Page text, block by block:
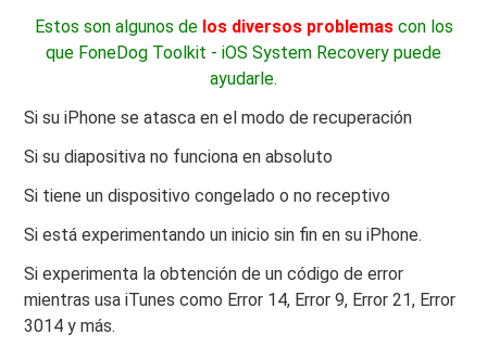
Estos son algunos de los diversos problemascon los
que FoneDog Toolkit - iOS System Recovery puede
ayudarle.
Si su iPhone se atasca en el modo de recuperación
Si su diapositiva no funciona en absoluto
Si tiene un dispositivo congelado o no receptivo
Si está experimentando un inicio sin fin en su iPhone.
Si experimenta la obtención de un código de error
mientras usa iTunes como Error 14, Error 9, Error 21, Error
3014 y más.